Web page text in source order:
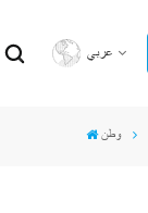
عربي
وطن